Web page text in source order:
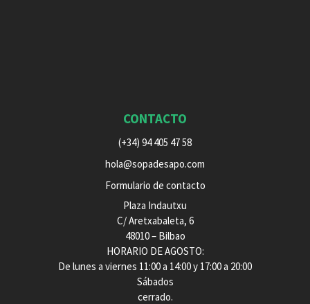
CONTACTO
(+34) 94 405 47 58
hola@sopadesapo.com
Formulario de contacto
Plaza Indautxu
C/ Aretxabaleta, 6
48010 – Bilbao
HORARIO DE AGOSTO:
De lunes a viernes 11:00 a 14:00 y 17:00 a 20:00
Sábados
cerrado.